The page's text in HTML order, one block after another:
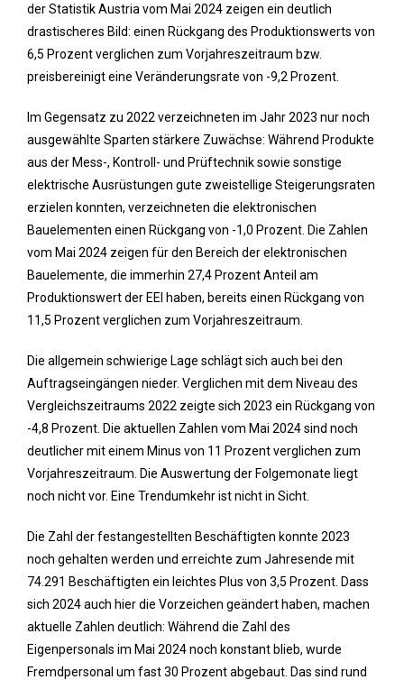
der Statistik Austria vom Mai 2024 zeigen ein deutlich
drastischeres Bild: einen Rückgang des Produktionswerts von
6,5 Prozent verglichen zum Vorjahreszeitraum bzw.
preisbereinigt eine Veränderungsrate von -9,2 Prozent.
Im Gegensatz zu 2022 verzeichneten im Jahr 2023 nur noch
ausgewählte Sparten stärkere Zuwächse: Während Produkte
aus der Mess-, Kontroll- und Prüftechnik sowie sonstige
elektrische Ausrüstungen gute zweistellige Steigerungsraten
erzielen konnten, verzeichneten die elektronischen
Bauelementen einen Rückgang von -1,0 Prozent. Die Zahlen
vom Mai 2024 zeigen für den Bereich der elektronischen
Bauelemente, die immerhin 27,4 Prozent Anteil am
Produktionswert der EEI haben, bereits einen Rückgang von
11,5 Prozent verglichen zum Vorjahreszeitraum.
Die allgemein schwierige Lage schlägt sich auch bei den
Auftragseingängen nieder. Verglichen mit dem Niveau des
Vergleichszeitraums 2022 zeigte sich 2023 ein Rückgang von
-4,8 Prozent. Die aktuellen Zahlen vom Mai 2024 sind noch
deutlicher mit einem Minus von 11 Prozent verglichen zum
Vorjahreszeitraum. Die Auswertung der Folgemonate liegt
noch nicht vor. Eine Trendumkehr ist nicht in Sicht.
Die Zahl der festangestellten Beschäftigten konnte 2023
noch gehalten werden und erreichte zum Jahresende mit
74.291 Beschäftigten ein leichtes Plus von 3,5 Prozent. Dass
sich 2024 auch hier die Vorzeichen geändert haben, machen
aktuelle Zahlen deutlich: Während die Zahl des
Eigenpersonals im Mai 2024 noch konstant blieb, wurde
Fremdpersonal um fast 30 Prozent abgebaut. Das sind rund